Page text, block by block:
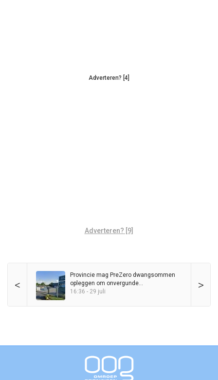
Adverteren? [4]
Adverteren? [9]
< >
Provincie mag PreZero dwangsommen
opleggen om onvergunde
sorteerinstallatie
16:36 - 29 juli